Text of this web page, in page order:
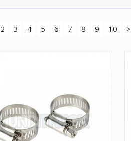
2 3 4 5 6 7 8 9 10 >